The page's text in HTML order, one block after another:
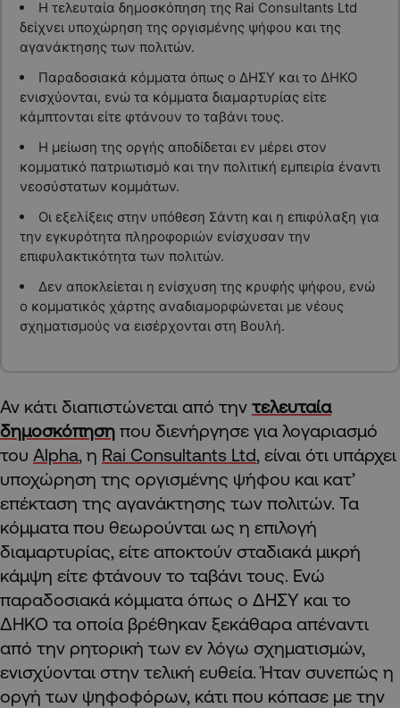
Η τελευταία δημοσκόπηση της Rai Consultants Ltd
δείχνει υποχώρηση της οργισμένης ψήφου και της
αγανάκτησης των πολιτών.
Παραδοσιακά κόμματα όπως ο ΔΗΣΥ και το ΔΗΚΟ
ενισχύονται, ενώ τα κόμματα διαμαρτυρίας είτε
κάμπτονται είτε φτάνουν το ταβάνι τους.
Η μείωση της οργής αποδίδεται εν μέρει στον
κομματικό πατριωτισμό και την πολιτική εμπειρία έναντι
νεοσύστατων κομμάτων.
Οι εξελίξεις στην υπόθεση Σάντη και η επιφύλαξη για
την εγκυρότητα πληροφοριών ενίσχυσαν την
επιφυλακτικότητα των πολιτών.
Δεν αποκλείεται η ενίσχυση της κρυφής ψήφου, ενώ
ο κομματικός χάρτης αναδιαμορφώνεται με νέους
σχηματισμούς να εισέρχονται στη Βουλή.
Αν κάτι διαπιστώνεται από την τελευταία
δημοσκόπηση που διενήργησε για λογαριασμό
του Alpha, η Rai Consultants Ltd, είναι ότι υπάρχει
υποχώρηση της οργισμένης ψήφου και κατ’
επέκταση της αγανάκτησης των πολιτών. Τα
κόμματα που θεωρούνται ως η επιλογή
διαμαρτυρίας, είτε αποκτούν σταδιακά μικρή
κάμψη είτε φτάνουν το ταβάνι τους. Ενώ
παραδοσιακά κόμματα όπως ο ΔΗΣΥ και το
ΔΗΚΟ τα οποία βρέθηκαν ξεκάθαρα απέναντι
από την ρητορική των εν λόγω σχηματισμών,
ενισχύονται στην τελική ευθεία. Ήταν συνεπώς η
οργή των ψηφοφόρων, κάτι που κόπασε με την